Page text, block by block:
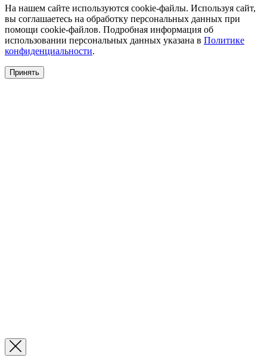
На нашем сайте используются cookie-файлы. Используя сайт,
вы соглашаетесь на обработку персональных данных при
помощи cookie-файлов. Подробная информация об
использовании персональных данных указана в Политике
конфиденциальности.
Принять